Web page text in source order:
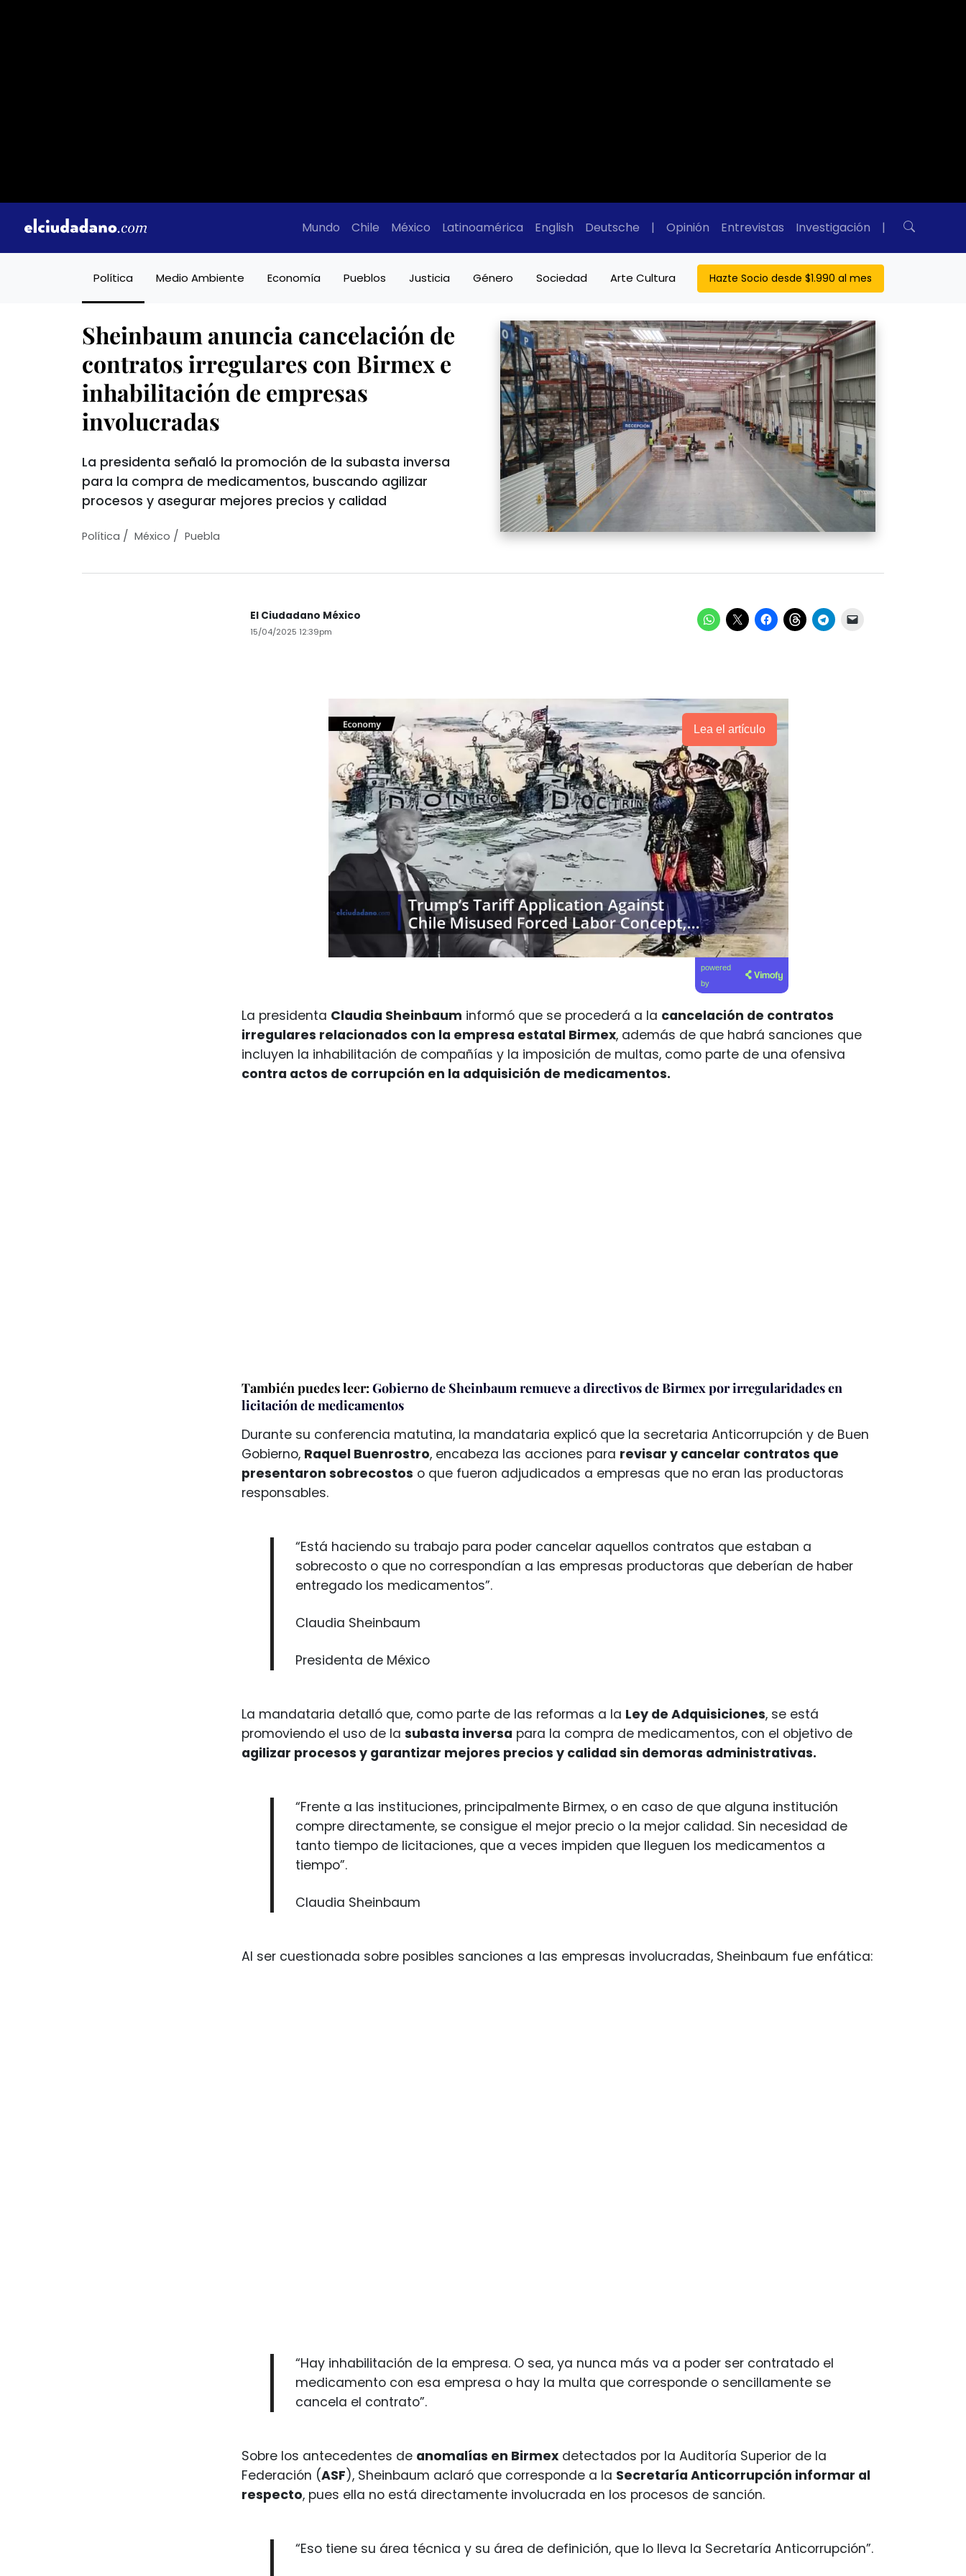
Mundo Chile México Latinoamérica English Deutsche | Opinión Entrevistas Investigación |
Política Medio Ambiente Economía Pueblos Justicia Género Sociedad Arte Cultura Hazte Socio desde $1.990 al mes
Sheinbaum anuncia cancelación de
contratos irregulares con Birmex e
inhabilitación de empresas
involucradas
La presidenta señaló la promoción de la subasta inversa
para la compra de medicamentos, buscando agilizar
procesos y asegurar mejores precios y calidad
Política / México / Puebla
El Ciudadano México
15/04/2025 12:39pm
Lea el artículo
powered
by
La presidenta Claudia Sheinbaum informó que se procederá a la cancelación de contratos
irregulares relacionados con la empresa estatal Birmex, además de que habrá sanciones que
incluyen la inhabilitación de compañías y la imposición de multas, como parte de una ofensiva
contra actos de corrupción en la adquisición de medicamentos.
También puedes leer: Gobierno de Sheinbaum remueve a directivos de Birmex por irregularidades en
licitación de medicamentos
Durante su conferencia matutina, la mandataria explicó que la secretaria Anticorrupción y de Buen
Gobierno, Raquel Buenrostro, encabeza las acciones para revisar y cancelar contratos que
presentaron sobrecostos o que fueron adjudicados a empresas que no eran las productoras
responsables.
“Está haciendo su trabajo para poder cancelar aquellos contratos que estaban a
sobrecosto o que no correspondían a las empresas productoras que deberían de haber
entregado los medicamentos”.
Claudia Sheinbaum
Presidenta de México
La mandataria detalló que, como parte de las reformas a la Ley de Adquisiciones, se está
promoviendo el uso de la subasta inversa para la compra de medicamentos, con el objetivo de
agilizar procesos y garantizar mejores precios y calidad sin demoras administrativas.
“Frente a las instituciones, principalmente Birmex, o en caso de que alguna institución
compre directamente, se consigue el mejor precio o la mejor calidad. Sin necesidad de
tanto tiempo de licitaciones, que a veces impiden que lleguen los medicamentos a
tiempo”.
Claudia Sheinbaum
Al ser cuestionada sobre posibles sanciones a las empresas involucradas, Sheinbaum fue enfática:
“Hay inhabilitación de la empresa. O sea, ya nunca más va a poder ser contratado el
medicamento con esa empresa o hay la multa que corresponde o sencillamente se
cancela el contrato”.
Sobre los antecedentes de anomalías en Birmex detectados por la Auditoría Superior de la
Federación (ASF), Sheinbaum aclaró que corresponde a la Secretaría Anticorrupción informar al
respecto, pues ella no está directamente involucrada en los procesos de sanción.
“Eso tiene su área técnica y su área de definición, que lo lleva la Secretaría Anticorrupción”.